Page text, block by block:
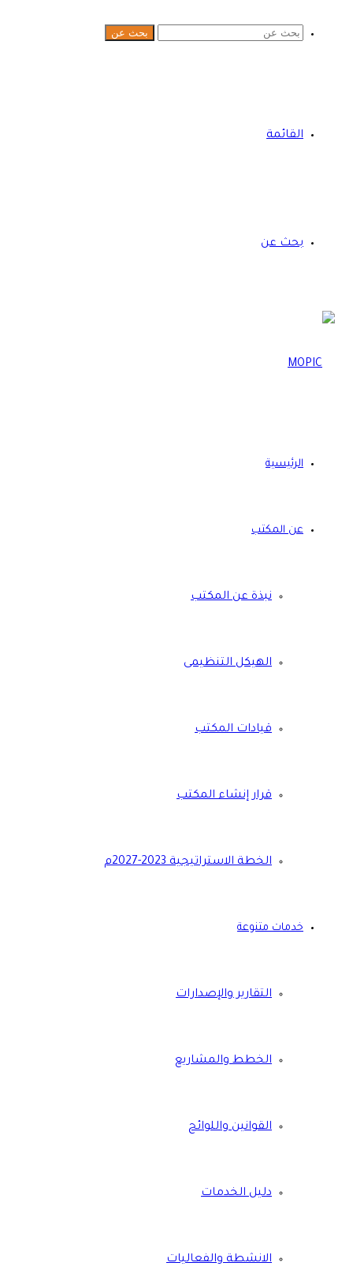
بحث عن
القائمة
بحث عن
الرئيسية
عن المكتب
نبذة عن المكتب
الهيكل التنظيمى
قيادات المكتب
قرار إنشاء المكتب
الخطة الاستراتيجية 2023-2027م
خدمات متنوعة
التقارير والإصدارات
الخطط والمشاريع
القوانين واللوائح
دليل الخدمات
الانشطة والفعاليات